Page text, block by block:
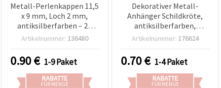
Metall-Perlenkappen 11,5
x 9 mm, Loch 2 mm,
antiksilberfarben – 20
Stück
Artikelnummer: 136480
0.90€ 1-9 Paket
RABATTE
FÜR MENGE
Dekorativer Metall-
Anhänger Schildkröte,
antiksilberfarben,
37×28×3 mm, Loch 3 mm
handgefertigten
Schmuck, Basteln & DIY
Artikelnummer: 176624
0.70€ 1-4 Paket
RABATTE
FÜR MENGE